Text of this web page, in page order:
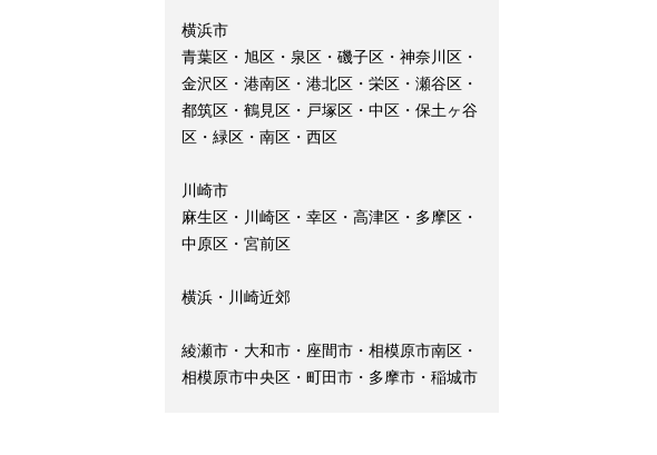
横浜市
青葉区・旭区・泉区・磯子区・神奈川区・
金沢区・港南区・港北区・栄区・瀬谷区・
都筑区・鶴見区・戸塚区・中区・保土ヶ谷
区・緑区・南区・西区
川崎市
麻生区・川崎区・幸区・高津区・多摩区・
中原区・宮前区
横浜・川崎近郊
綾瀬市・大和市・座間市・相模原市南区・
相模原市中央区・町田市・多摩市・稲城市